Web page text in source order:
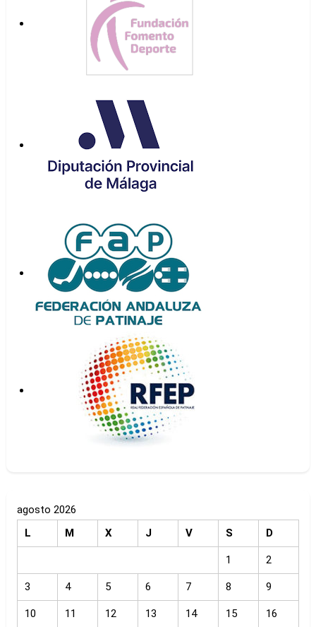
agosto 2026
L
M X J V S D
1 2
3 4 5 6 7 8 9
10 11 12 13 14 15 16